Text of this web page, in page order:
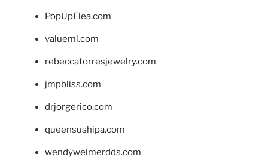
PopUpFlea.com
valueml.com
rebeccatorresjewelry.com
jmpbliss.com
drjorgerico.com
queensushipa.com
wendyweimerdds.com